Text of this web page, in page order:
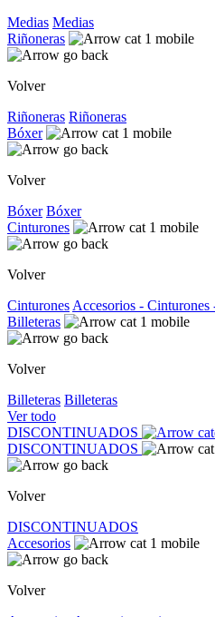
Medias Medias
Riñoneras
Volver
Riñoneras Riñoneras
Bóxer
Volver
Bóxer Bóxer
Cinturones
Volver
Cinturones Accesorios - Cinturones
Billeteras
Volver
Billeteras Billeteras
Ver todo
DISCONTINUADOS
DISCONTINUADOS
Volver
DISCONTINUADOS
Accesorios
Volver